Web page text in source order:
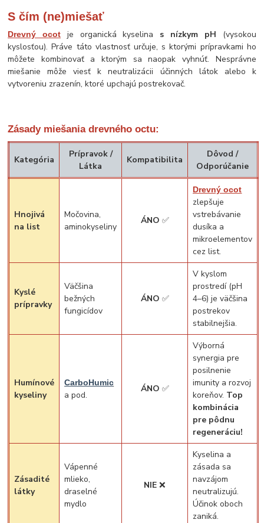
S čím (ne)miešať
Drevný ocotje organická kyselina s nízkym pH (vysokou
kyslosťou). Práve táto vlastnosť určuje, s ktorými prípravkami ho
môžete kombinovať a ktorým sa naopak vyhnúť. Nesprávne
miešanie môže viesť k neutralizácii účinných látok alebo k
vytvoreniu zrazenín, ktoré upchajú postrekovač.
Zásady miešania drevného octu:
Kategória
Prípravok /
Látka
Kompatibilita
Dôvod /
Odporúčanie
Hnojivá
na list
Močovina,
aminokyseliny
ÁNO ✅
Drevný ocot
zlepšuje
vstrebávanie
dusíka a
mikroelementov
cez list.
Kyslé
prípravky
Väčšina
bežných
fungicídov
ÁNO ✅
V kyslom
prostredí (pH
4–6) je väčšina
postrekov
stabilnejšia.
Humínové
kyseliny
CarboHumic
a pod.
ÁNO ✅
Výborná
synergia pre
posilnenie
imunity a rozvoj
koreňov. Top
kombinácia
pre pôdnu
regeneráciu!
Zásadité
látky
Vápenné
mlieko,
draselné
mydlo
NIE ❌
Kyselina a
zásada sa
navzájom
neutralizujú.
Účinok oboch
zaniká.